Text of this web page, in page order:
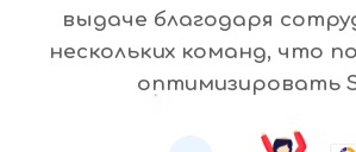
выдаче благодаря
нескольких команд, что
оптимизировать